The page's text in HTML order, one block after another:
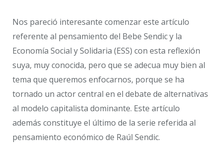
Nos pareció interesante comenzar este artículo
referente al pensamiento del Bebe Sendic y la
Economía Social y Solidaria (ESS) con esta reflexión
suya, muy conocida, pero que se adecua muy bien al
tema que queremos enfocarnos, porque se ha
tornado un actor central en el debate de alternativas
al modelo capitalista dominante. Este artículo
además constituye el último de la serie referida al
pensamiento económico de Raúl Sendic.